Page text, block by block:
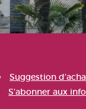
Suggestion
S'abonner aux